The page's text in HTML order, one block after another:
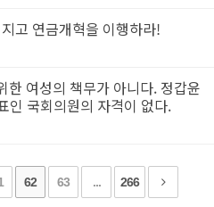
고 연금개혁을 이행하라!
한 여성의 책무가 아니다. 정갑윤
인 국회의원의 자격이 없다.
62 63 ... 266